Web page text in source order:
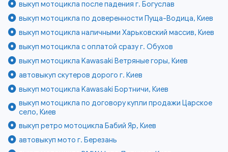
выкуп мотоцикла после падения г. Богуслав
выкуп мотоцикла по доверенности Пуща-Водица, Киев
выкуп мотоцикла наличными Харьковский массив, Киев
выкуп мотоцикла с оплатой сразу г. Обухов
выкуп мотоцикла Kawasaki Ветряные горы, Киев
автовыкуп скутеров дорого г. Киев
выкуп мотоцикла Kawasaki Бортничи, Киев
выкуп мотоцикла по договору купли продажи Царское
село, Киев
выкуп ретро мотоцикла Бабий Яр, Киев
автовыкуп мото г. Березань